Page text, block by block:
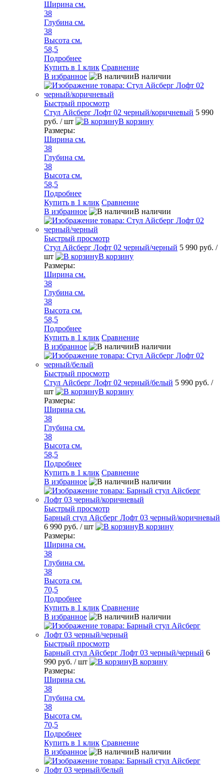
Ширина см.
38
Глубина см.
38
Высота см.
58,5
Подробнее
Купить в 1 клик Сравнение
В избранное
В наличии
Быстрый просмотр
Стул Айсберг Лофт 02 черный/коричневый 5 990
руб. / шт
В корзину
Размеры:
Ширина см.
38
Глубина см.
38
Высота см.
58,5
Подробнее
Купить в 1 клик Сравнение
В избранное
В наличии
Быстрый просмотр
Стул Айсберг Лофт 02 черный/черный 5 990 руб. /
шт
В корзину
Размеры:
Ширина см.
38
Глубина см.
38
Высота см.
58,5
Подробнее
Купить в 1 клик Сравнение
В избранное
В наличии
Быстрый просмотр
Стул Айсберг Лофт 02 черный/белый 5 990 руб. /
шт
В корзину
Размеры:
Ширина см.
38
Глубина см.
38
Высота см.
58,5
Подробнее
Купить в 1 клик Сравнение
В избранное
В наличии
Быстрый просмотр
Барный стул Айсберг Лофт 03 черный/коричневый
6 990 руб. / шт
В корзину
Размеры:
Ширина см.
38
Глубина см.
38
Высота см.
70,5
Подробнее
Купить в 1 клик Сравнение
В избранное
В наличии
Быстрый просмотр
Барный стул Айсберг Лофт 03 черный/черный 6
990 руб. / шт
В корзину
Размеры:
Ширина см.
38
Глубина см.
38
Высота см.
70,5
Подробнее
Купить в 1 клик Сравнение
В избранное
В наличии